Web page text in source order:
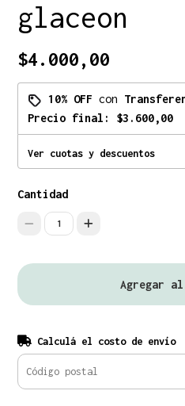
glaceon
$4.000,00
10% OFF con
Precio final: $3.600,00
Ver cuotas y descuentos
Cantidad
1
Agregar
Calculá el costo de envío